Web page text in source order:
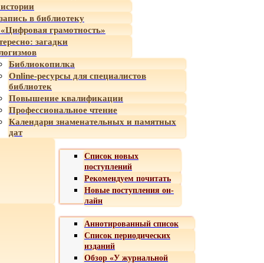
в библиотеку
грамотность»
загадки
Библиокопилка
Online-ресурсы для специалистов
библиотек
Повышение квалификации
Профессиональное чтение
Календари знаменательных и памятных
дат
Список новых
поступлений
Рекомендуем почитать
Новые поступления он-
лайн
Аннотированный список
Список периодических
изданий
Обзор «У журнальной